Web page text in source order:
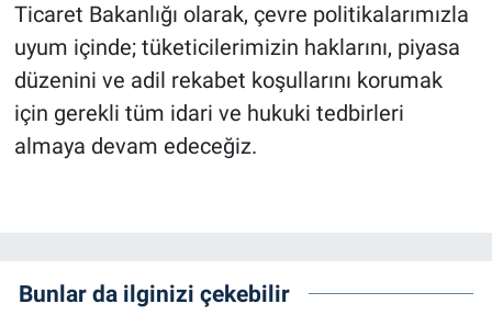
Ticaret Bakanlığı olarak, çevre politikalarımızla
uyum içinde; tüketicilerimizin haklarını, piyasa
düzenini ve adil rekabet koşullarını korumak
için gerekli tüm idari ve hukuki tedbirleri
almaya devam edeceğiz.
Bunlar da ilginizi çekebilir